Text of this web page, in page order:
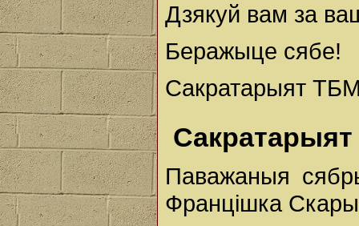
Дзякуй вам за
Беражыце сябе!
Сакратарыят
Паважаныя
Францішка